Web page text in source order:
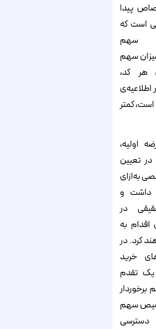
پیدا
است که
سهم
سهم
هر کد،
کمتر
اولیه،
در تعیین
به‌ازای
داشت و
در
اقدام به
کرد. در
خرید
یک تقدم
برخوردار
سهم
دسترسی